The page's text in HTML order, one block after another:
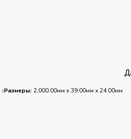
Размеры: 2,000.00мм x 39.00мм x 24.00мм